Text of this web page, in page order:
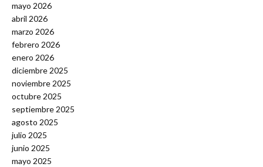
mayo 2026
abril 2026
marzo 2026
febrero 2026
enero 2026
diciembre 2025
noviembre 2025
octubre 2025
septiembre 2025
agosto 2025
julio 2025
junio 2025
mayo 2025